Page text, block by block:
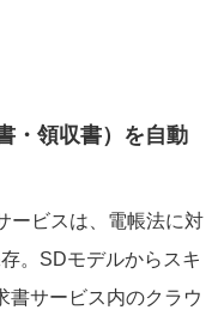
・領収書）を自動
ービスは、電帳法に対
。SDモデルからスキ
書サービス内のクラウ